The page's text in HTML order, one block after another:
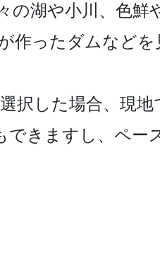
の湖や小­川、色鮮
作ったダムなどを
択した場合、現地
きますし、ペー